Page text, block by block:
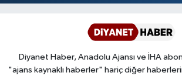
Diyanet Haber, Anadolu Ajansı ve İHA
"ajans kaynaklı haberler" hariç diğer